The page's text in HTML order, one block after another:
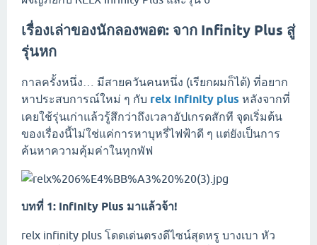
เรื่องเล่าของนักลองพอต: จาก Infinity Plus สู่
รุ่นหก
กาลครั้งหนึ่ง… มีสายควันคนหนึ่ง (เรียกผมก็ได้) ที่อยาก
หาประสบการณ์ใหม่ ๆ กับ relx infinity plus หลังจากที่
เคยใช้รุ่นเก่าแล้วรู้สึกว่าถึงเวลาอัปเกรดสักที จุดเริ่มต้น
ของเรื่องนี้ไม่ใช่แค่การหาบุหรี่ไฟฟ้าดี ๆ แต่ยังเป็นการ
ค้นหาความคุ้มค่าในทุกพัฟ
บทที่ 1: Infinity Plus มาแล้วจ้า!
relx infinity plus โดดเด่นตรงดีไซน์สุดหรู บางเบา หัว